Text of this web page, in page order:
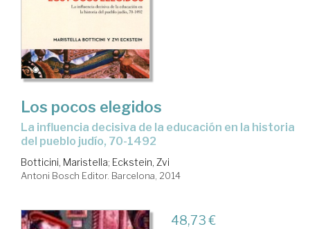
Los pocos elegidos
la influencia decisiva de la educación en la historia
del pueblo judío, 70-1492
Botticini, Maristella; Eckstein, Zvi
Antoni Bosch Editor. Barcelona, 2014
48,73 €